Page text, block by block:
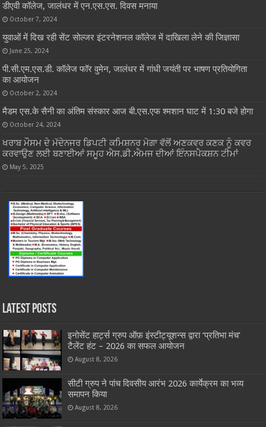
डीएवी कॉलेज, जालंधर में एन.एस.एस. दिवस मनाया
October 7, 2024
युवाओं में दिख रही सेंट सोल्जर इंटरनेशनल कॉलेज में दाखिला लेने की जिज्ञासा
June 25, 2024
पी.सी.एम.एस.डी. कॉलेज फॉर वुमेन, जालंधर में गांधी जयंती पर भाषण प्रतियोगिता
का आयोजन
October 2, 2024
मैडम एस.के सैनी का अंतिम संस्कार आज बी.एस.एफ श्मशान घाट में 1:30 बजे होगा
October 24, 2024
ਖਰਾਬ ਮੌਸਮ ਦੇ ਮੱਦੇਨਜਰ ਡਿਪਟੀ ਕਮਿਸ਼ਨਰ ਮੋਗਾ ਵੱਲੋਂ ਅਣਕਵਰ ਕਣਕ ਨੂੰ ਕਵਰ
ਕਰਵਾਉਣ ਲਈ ਬਣਾਈਆਂ ਸਮੂਹ ਐਸ.ਡੀ.ਐਮਜ ਦੀਆਂ ਇੰਨਸਪੈਕਸ਼ਨ ਟੀਮਾਂ
May 5, 2025
Latest Posts
इनोसेंट हार्ट्स ग्रुप ऑफ़ इंस्टीट्यूशन्स द्वारा ‘प्रतिभा मंच’
टैलेंट हंट – 2026 का सफल आयोजन
August 8, 2026
सीटी ग्रुप ने पांच दिवसीय आरंभ 2026 कार्येक्रम का भव्य
समापन किया
August 8, 2026